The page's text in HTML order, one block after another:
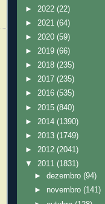
► 2022 (22)
► 2021 (64)
► 2020 (59)
► 2019 (66)
► 2018 (235)
► 2017 (235)
► 2016 (535)
► 2015 (840)
► 2014 (1390)
► 2013 (1749)
► 2012 (2041)
▼ 2011 (1831)
►dezembro(94)
► novembro(141)